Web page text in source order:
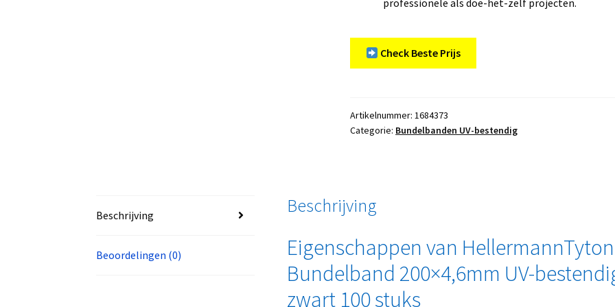
Check Beste Prijs
Artikelnummer:1684373
Categorie: Bundelbanden UV-bestendig
Beschrijving
Beoordelingen (0)
Beschrijving
Eigenschappen van HellermannTyton
Bundelband 200×4,6mm UV-
zwart 100 stuks